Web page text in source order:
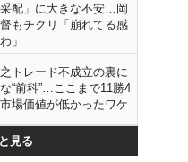
配」に大きな不安…岡
もチクリ「崩れてる感
」
トレード不成立の裏に
“前科”…ここまで11勝4
場価値が低かったワケ
見る